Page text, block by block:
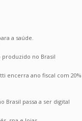
a saúde.
produzido no Brasil
encerra ano fiscal com 20%
Brasil passa a ser digital